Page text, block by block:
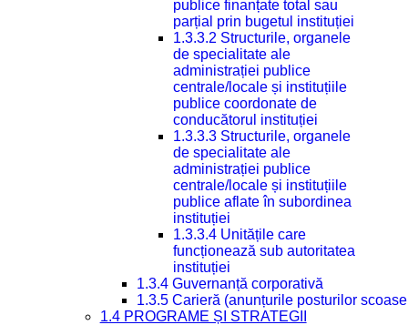
publice finanțate total sau
parțial prin bugetul instituției
1.3.3.2 Structurile, organele
de specialitate ale
administrației publice
centrale/locale și instituțiile
publice coordonate de
conducătorul instituției
1.3.3.3 Structurile, organele
de specialitate ale
administrației publice
centrale/locale și instituțiile
publice aflate în subordinea
instituției
1.3.3.4 Unitățile care
funcționează sub autoritatea
instituției
1.3.4 Guvernanță corporativă
1.3.5 Carieră (anunțurile posturilor
1.4 PROGRAME ȘI STRATEGII